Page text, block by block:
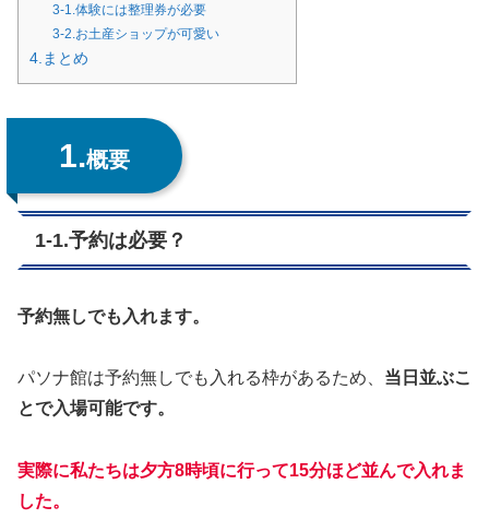
3-1.体験には整理券が必要
3-2.お土産ショップが可愛い
4.まとめ
1.概要
1-1.予約は必要？
予約無しでも入れます。
パソナ館は予約無しでも入れる枠があるため、 当日並ぶこ
とで入場可能です。
実際に私たちは夕方8時頃に行って15分ほど並んで入れま
した。